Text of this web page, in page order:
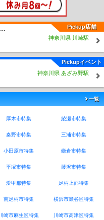
Pickup店舗
【完全個室あり】まぁじゃんZOO 川崎たちばな通り店
神奈川県 川崎駅
Pickupイベント
神奈川県 あざみ野駅
一覧
厚木市特集 綾瀬市特集
秦野市特集 三浦市特集
小田原市特集 鎌倉市特集
平塚市特集 藤沢市特集
愛甲郡特集 足柄上郡特集
南足柄市特集 横浜市瀬谷区特集
川崎市麻生区特集 川崎市高津区特集